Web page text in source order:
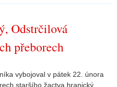
Odstrčilová
přeborech
vybojoval v pátek 22. února
staršího žactva hranický